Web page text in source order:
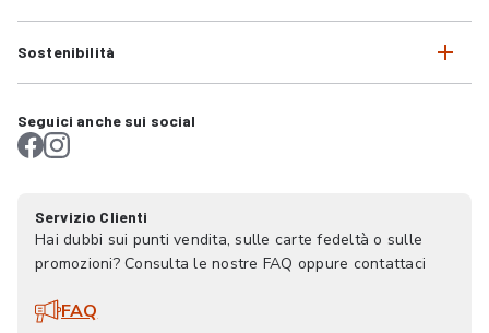
Sostenibilità
Seguici anche sui social
Servizio Clienti
Hai dubbi sui punti vendita, sulle carte fedeltà o sulle
promozioni? Consulta le nostre FAQ oppure contattaci
FAQ